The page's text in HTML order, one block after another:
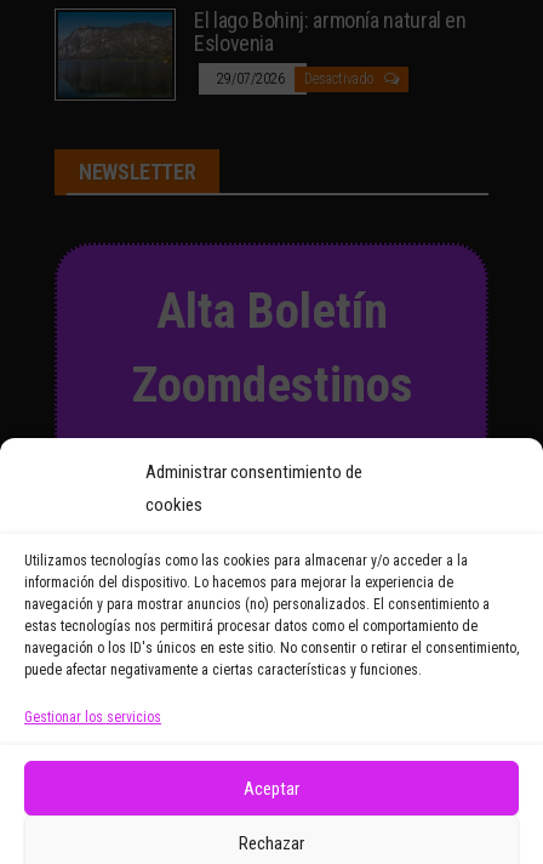
Administrar consentimiento de
cookies
Utilizamos tecnologías como las cookies para almacenar y/o acceder a la
información del dispositivo. Lo hacemos para mejorar la experiencia de
navegación y para mostrar anuncios (no) personalizados. El consentimiento a
estas tecnologías nos permitirá procesar datos como el comportamiento de
navegación o los ID's únicos en este sitio. No consentir o retirar el consentimiento,
puede afectar negativamente a ciertas características y funciones.
Gestionar los servicios
Aceptar
Rechazar
El lago Bohinj: armonía natural en
Eslovenia
29/07/2026 Desactivado
NEWSLETTER
Alta Boletín
Zoomdestinos
y recibirás regularmente las
noticias y reportajes que
Email Address
electrónicos promocionales de Zoomdestinos.es